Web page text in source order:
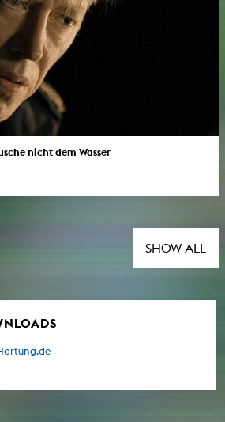
nicht dem Wasser
SHOW ALL